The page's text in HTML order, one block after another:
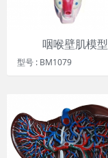
咽喉壁肌模型
型号 : BM1079